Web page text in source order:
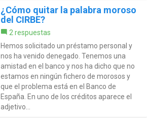
¿Cómo quitar la palabra moroso
del CIRBE?
2 respuestas
Hemos solicitado un préstamo personal y
nos ha venido denegado. Tenemos una
amistad en el banco y nos ha dicho que no
estamos en ningún fichero de morosos y
que el problema está en el Banco de
España. En uno de los créditos aparece el
adjetivo...